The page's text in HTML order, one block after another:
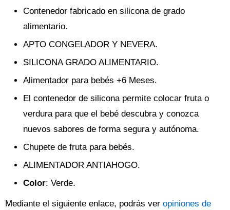
Contenedor fabricado en silicona de grado
alimentario.
APTO CONGELADOR Y NEVERA.
SILICONA GRADO ALIMENTARIO.
Alimentador para bebés +6 Meses.
El contenedor de silicona permite colocar fruta o
verdura para que el bebé descubra y conozca
nuevos sabores de forma segura y autónoma.
Chupete de fruta para bebés.
ALIMENTADOR ANTIAHOGO.
Color: Verde.
Mediante el siguiente enlace, podrás ver opiniones de